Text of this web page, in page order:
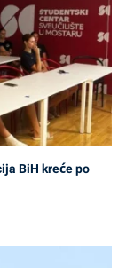
BiH kreće po